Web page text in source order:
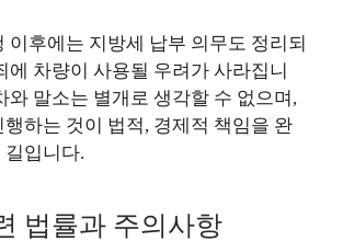
이후에는 지방세 납부 의무도 정리되
에 차량이 사용될 우려가 사라집니
와 말소는 별개로 생각할 수 없으며,
하는 것이 법적, 경제적 책임을 완
길입니다.
법률과 주의사항